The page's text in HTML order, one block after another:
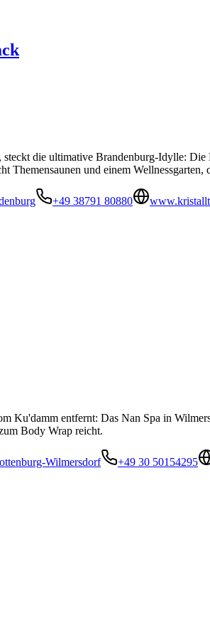
die ultimative Brandenburg-Idylle:
Themensaunen und einem Wellnessgarten,
+49 38791 80880
Ku'damm entfernt: Das Nan Spa in
Body Wrap reicht.
Wilmersdorf +49 30 50154295